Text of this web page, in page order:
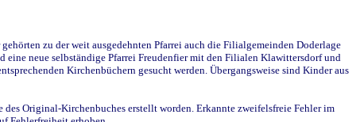
zu der weit ausgedehnten Pfarrei auch die Filialgemeinden Doderlage
neue selbständige Pfarrei Freudenfier mit den Filialen Klawittersdorf und
Kirchenbüchern gesucht werden. Übergangsweise sind Kinder aus
Original-Kirchenbuches erstellt worden. Erkannte zweifelsfreie Fehler im